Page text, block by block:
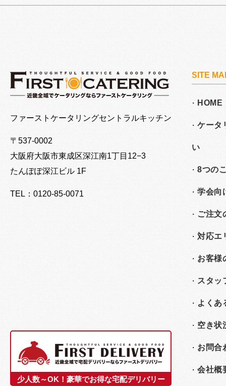
ファーストケータリングセントラルキッチン
〒537-0002
大阪府大阪市東成区深江南1丁目12−3
たんぽぽ深江ビル 1F
TEL：0120-85-0071
少人数～OK！豪華でお得な宅配デリバリー
SITE
HOME
ケータ
い
8つの
学会向
ご注文
対応エ
お客様
スタッ
よくあ
空き状
お問合
会社概